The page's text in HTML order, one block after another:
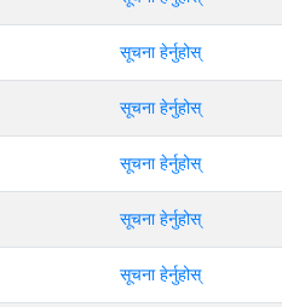
सूचना हेर्नुहोस्
सूचना हेर्नुहोस्
सूचना हेर्नुहोस्
सूचना हेर्नुहोस्
सूचना हेर्नुहोस्